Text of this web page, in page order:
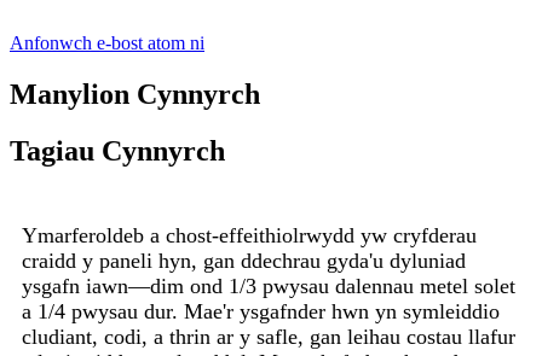
Anfonwch e-bost atom ni
Manylion Cynnyrch
Tagiau Cynnyrch
Ymarferoldeb a chost-effeithiolrwydd yw cryfderau
craidd y paneli hyn, gan ddechrau gyda'u dyluniad
ysgafn iawn—dim ond 1/3 pwysau dalennau metel solet
a 1/4 pwysau dur. Mae'r ysgafnder hwn yn symleiddio
cludiant, codi, a thrin ar y safle, gan leihau costau llafur